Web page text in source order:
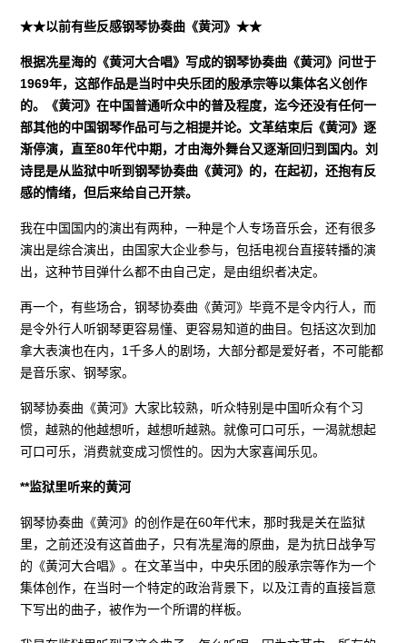
★★以前有些反感钢琴协奏曲《黄河》★★
根据冼星海的《黄河大合唱》写成的钢琴协奏曲《黄河》问世于
1969年，这部作品是当时中央乐团的殷承宗等以集体名义创作
的。《黄河》在中国普通听众中的普及程度，迄今还没有任何一
部其他的中国钢琴作品可与之相提并论。文革结束后《黄河》逐
渐停演，直至80年代中期，才由海外舞台又逐渐回归到国内。刘
诗昆是从监狱中听到钢琴协奏曲《黄河》的，在起初，还抱有反
感的情绪，但后来给自己开禁。
我在中国国内的演出有两种，一种是个人专场音乐会，还有很多
演出是综合演出，由国家大企业参与，包括电视台直接转播的演
出，这种节目弹什么都不由自己定，是由组织者决定。
再一个，有些场合，钢琴协奏曲《黄河》毕竟不是令内行人，而
是令外行人听钢琴更容易懂、更容易知道的曲目。包括这次到加
拿大表演也在内，1千多人的剧场，大部分都是爱好者，不可能都
是音乐家、钢琴家。
钢琴协奏曲《黄河》大家比较熟，听众特别是中国听众有个习
惯，越熟的他越想听，越想听越熟。就像可口可乐，一渴就想起
可口可乐，消费就变成习惯性的。因为大家喜闻乐见。
**监狱里听来的黄河
钢琴协奏曲《黄河》的创作是在60年代末，那时我是关在监狱
里，之前还没有这首曲子，只有冼星海的原曲，是为抗日战争写
的《黄河大合唱》。在文革当中，中央乐团的殷承宗等作为一个
集体创作，在当时一个特定的政治背景下，以及江青的直接旨意
下写出的曲子，被作为一个所谓的样板。